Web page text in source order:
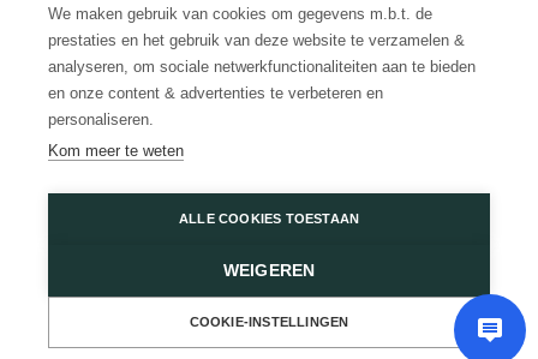
Wini’s
Plattegrond
Diensten
Promoties
Huur een winkel
Veelgestelde vragen
Wijnegem Shopping Center
Contacteer ons
We maken gebruik van cookies om gegevens m.b.t. de
prestaties en het gebruik van deze website te verzamelen &
analyseren, om sociale netwerkfunctionaliteiten aan te bieden
en onze content & advertenties te verbeteren en
personaliseren.
Kom meer te weten
ALLE COOKIES TOESTAAN
WEIGEREN
COOKIE-INSTELLINGEN